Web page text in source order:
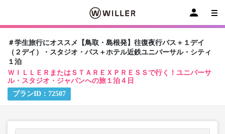
＃学生旅行にオススメ【鳥取・島根発】往復夜行バス＋１デイ
（２デイ）・スタジオ・パス＋ホテル近鉄ユニバーサル・シティ
１泊
ＷＩＬＬＥＲまたはＳＴＡＲＥＸＰＲＥＳＳで行く！ユニバーサ
ル・スタジオ・ジャパンへの旅１泊４日
プランID： 72507